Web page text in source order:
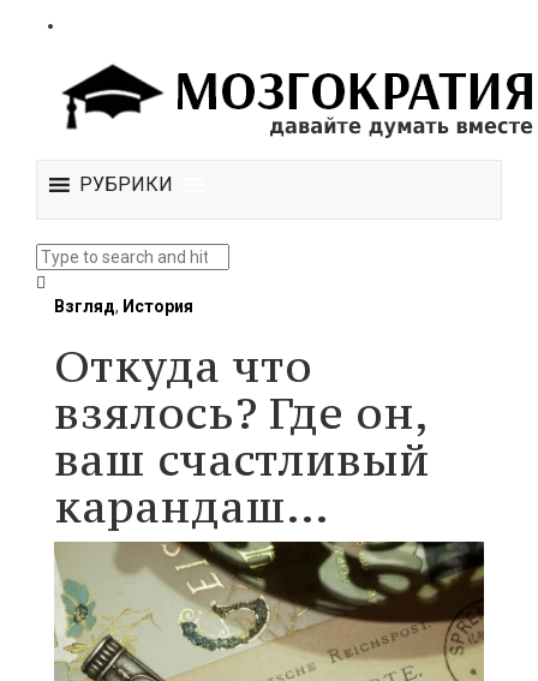
РУБРИКИ
Взгляд, История
Откуда что
взялось? Где он,
ваш счастливый
карандаш…